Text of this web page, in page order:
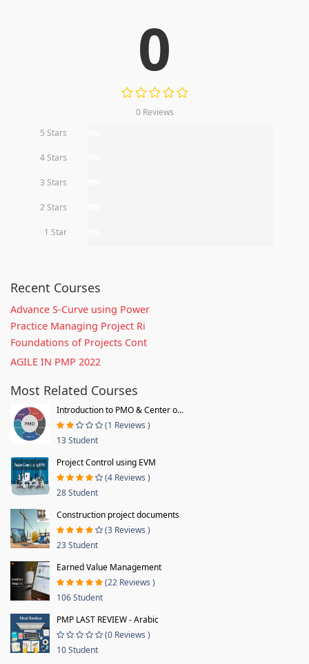
0
0 Reviews
5 Stars
4 Stars
3 Stars
2 Stars
1 Star
Recent Courses
Advance S-Curve using Power
Practice Managing Project Ri
Foundations of Projects Cont
AGILE IN PMP 2022
Most Related Courses
Introduction to PMO & Center o...
(1 Reviews )
13 Student
Project Control using EVM
(4 Reviews )
28 Student
Construction project documents
(3 Reviews )
23 Student
Earned Value Management
(22 Reviews )
106 Student
PMP LAST REVIEW - Arabic
(0 Reviews )
10 Student